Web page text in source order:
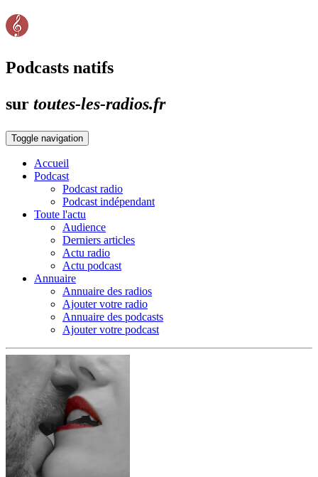
Podcasts natifs
sur toutes-les-radios.fr
Toggle navigation
Accueil
Podcast
Podcast radio
Podcast indépendant
Toute l'actu
Audience
Derniers articles
Actu radio
Actu podcast
Annuaire
Annuaire des radios
Ajouter votre radio
Annuaire des podcasts
Ajouter votre podcast